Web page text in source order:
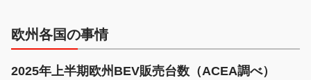
欧州各国の事情
2025年上半期欧州BEV販売台数（ACEA調べ）